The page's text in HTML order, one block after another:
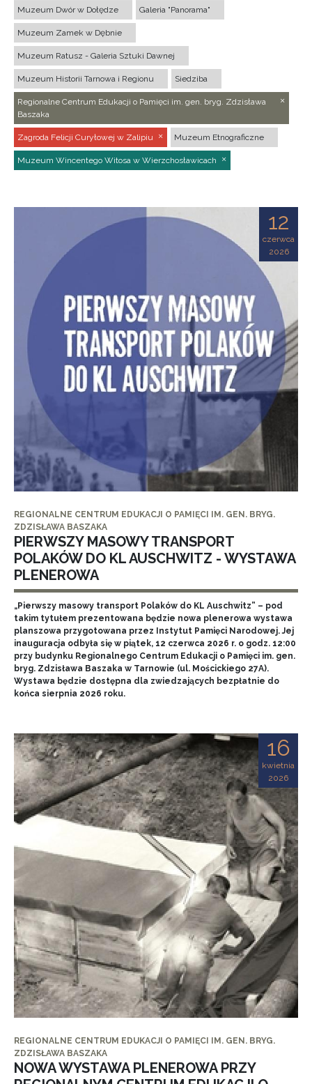
Muzeum Dwór w Dołędze Galeria "Panorama"
Muzeum Zamek w Dębnie
Muzeum Ratusz - Galeria Sztuki Dawnej
Muzeum Historii Tarnowa i Regionu Siedziba
Regionalne Centrum Edukacji o Pamięci im. gen. bryg. Zdzisława
Baszaka
Zagroda Felicji Curyłowej w Zalipiu Muzeum Etnograficzne
Muzeum Wincentego Witosa w Wierzchosławicach
12
czerwca
2026
REGIONALNE CENTRUM EDUKACJI O PAMIĘCI IM. GEN. BRYG.
ZDZISŁAWA BASZAKA
PIERWSZY MASOWY TRANSPORT
POLAKÓW DO KL AUSCHWITZ - WYSTAWA
PLENEROWA
„Pierwszy masowy transport Polaków do KL Auschwitz” – pod
takim tytułem prezentowana będzie nowa plenerowa wystawa
planszowa przygotowana przez Instytut Pamięci Narodowej. Jej
inauguracja odbyła się w piątek, 12 czerwca 2026 r. o godz. 12:00
przy budynku Regionalnego Centrum Edukacji o Pamięci im. gen.
bryg. Zdzisława Baszaka w Tarnowie (ul. Mościckiego 27A).
Wystawa będzie dostępna dla zwiedzających bezpłatnie do
końca sierpnia 2026 roku.
16
kwietnia
2026
REGIONALNE CENTRUM EDUKACJI O PAMIĘCI IM. GEN. BRYG.
ZDZISŁAWA BASZAKA
NOWA WYSTAWA PLENEROWA PRZY